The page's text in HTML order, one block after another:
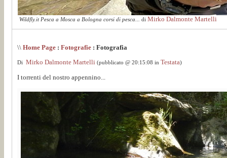
Wildfly.it Pesca a Mosca a Bologna corsi di pesca... di Mirko Dalmonte Martelli
\\ Home Page : Fotografie : Fotografia
Di Mirko Dalmonte Martelli (pubblicato @ 20:15:08 in Testata)
I torrenti del nostro appennino...